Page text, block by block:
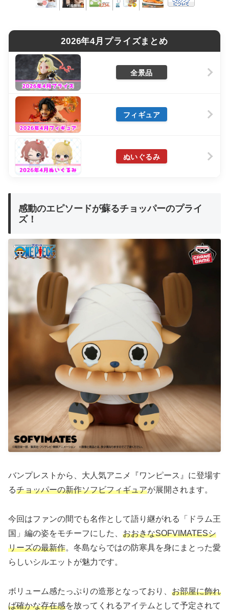
2026年4月プライズまとめ
全景品
フィギュア
ぬいぐるみ
感動のエピソードが蘇るチョッパーのプライ
ズ！
バンプレストから、大人気アニメ『ワンピース』に登場す
るチョッパーの新作ソフビフィギュアが展開されます。
今回はファンの間でも名作として語り継がれる「ドラム王
国」編の姿をモチーフにした、 おおきなSOFVIMATESシ
リーズの最新作。冬島ならではの防寒具を身にまとった愛
らしいシルエットが魅力です。
ボリューム感たっぷりの造形となっており、 お部屋に飾れ
ば確かな存在感を放ってくれるアイテムとして予定されて